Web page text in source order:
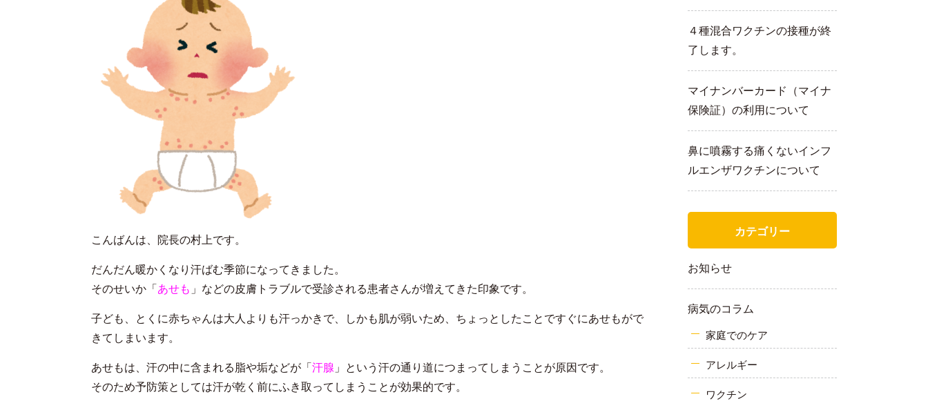
こんばんは、院長の村上です。
だんだん暖かくなり汗ばむ季節になってきました。
そのせいか「 あせも 」などの皮膚トラブルで受診される患者さんが増えてきた印象です。
子ども、とくに赤ちゃんは大人よりも汗っかきで、しかも肌が弱いため、ちょっとしたことですぐにあせもがで
きてしまいます。
あせもは、汗の中に含まれる脂や垢などが「 汗腺 」という汗の通り道につまってしまうことが原因です。
そのため予防策としては汗が乾く前にふき取ってしまうことが効果的です。
４種混合ワクチンの接種が終
了します。
マイナンバーカード（マイナ
保険証）の利用について
鼻に噴霧する痛くないインフ
ルエンザワクチンについて
カテゴリー
お知らせ
病気のコラム
家庭でのケア
アレルギー
ワクチン